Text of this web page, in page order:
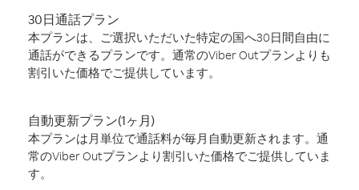
30日通話プラン
本プランは、ご選択いただいた特定の国へ30日間自由に
通話ができるプランです。通常のViber Outプランよりも
割引いた価格でご提供しています。
自動更新プラン(1ヶ月)
本プランは月単位で通話料が毎月自動更新されます。通
常のViber Outプランより割引いた価格でご提供していま
す。